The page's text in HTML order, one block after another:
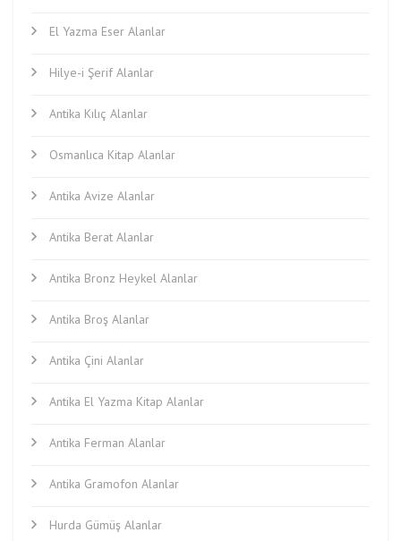
El Yazma Eser Alanlar
Hilye-i Şerif Alanlar
Antika Kılıç Alanlar
Osmanlıca Kitap Alanlar
Antika Avize Alanlar
Antika Berat Alanlar
Antika Bronz Heykel Alanlar
Antika Broş Alanlar
Antika Çini Alanlar
Antika El Yazma Kitap Alanlar
Antika Ferman Alanlar
Antika Gramofon Alanlar
Hurda Gümüş Alanlar